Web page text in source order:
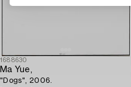
1688630
Ma Yue,
"Dogs", 2006.